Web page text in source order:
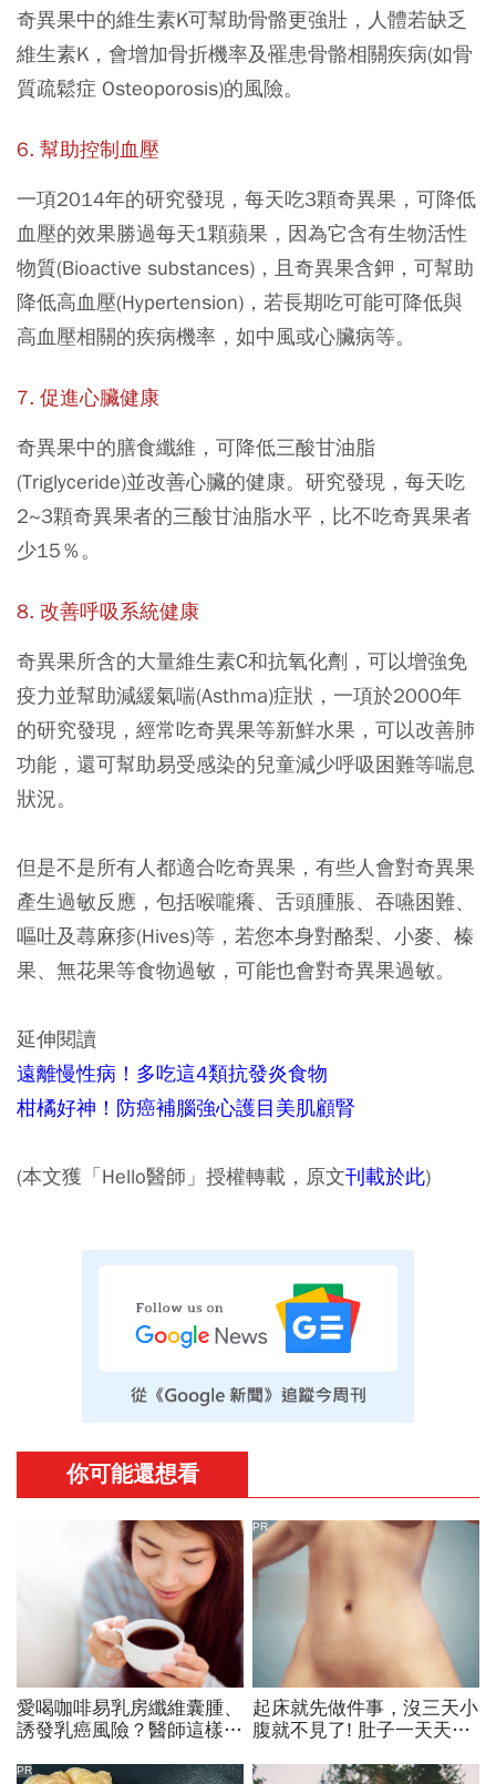
奇異果中的維生素K可幫助骨骼更強壯，人體若缺乏
維生素K，會增加骨折機率及罹患骨骼相關疾病(如骨
質疏鬆症 Osteoporosis)的風險。
6. 幫助控制血壓
一項2014年的研究發現，每天吃3顆奇異果，可降低
血壓的效果勝過每天1顆蘋果，因為它含有生物活性
物質(Bioactive substances)，且奇異果含鉀，可幫助
降低高血壓(Hypertension)，若長期吃可能可降低與
高血壓相關的疾病機率，如中風或心臟病等。
7. 促進心臟健康
奇異果中的膳食纖維，可降低三酸甘油脂
(Triglyceride)並改善心臟的健康。研究發現，每天吃
2~3顆奇異果者的三酸甘油脂水平，比不吃奇異果者
少15％。
8. 改善呼吸系統健康
奇異果所含的大量維生素C和抗氧化劑，可以增強免
疫力並幫助減緩氣喘(Asthma)症狀，一項於2000年
的研究發現，經常吃奇異果等新鮮水果，可以改善肺
功能，還可幫助易受感染的兒童減少呼吸困難等喘息
狀況。
但是不是所有人都適合吃奇異果，有些人會對奇異果
產生過敏反應，包括喉嚨癢、舌頭腫脹、吞嚥困難、
嘔吐及蕁麻疹(Hives)等，若您本身對酪梨、小麥、榛
果、無花果等食物過敏，可能也會對奇異果過敏。
延伸閱讀
遠離慢性病！多吃這4類抗發炎食物
柑橘好神！防癌補腦強心護目美肌顧腎
(本文獲「Hello醫師」授權轉載，原文刊載於此)